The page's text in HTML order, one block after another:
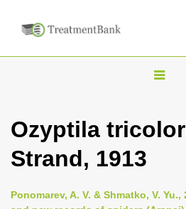
T
g
n
Ozyptila
Strand, 1913
Ponomarev, A. V. & Shmatko, V.